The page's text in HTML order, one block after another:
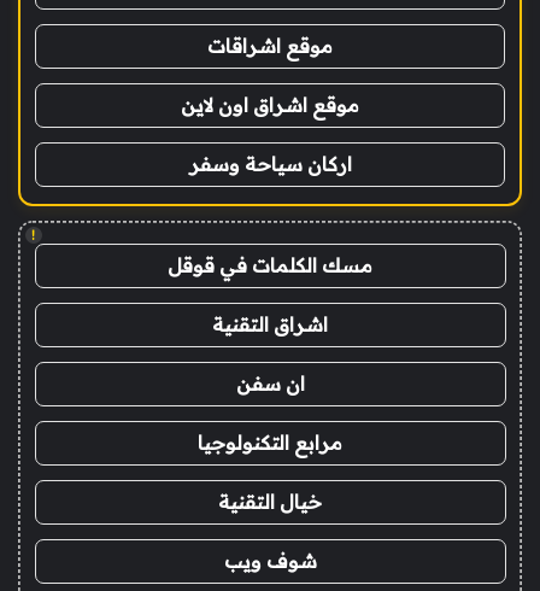
موقع اشراقات
موقع اشراق اون لاين
اركان سياحة وسفر
!
مسك الكلمات في قوقل
اشراق التقنية
ان سفن
مرابع التكنولوجيا
خيال التقنية
شوف ويب